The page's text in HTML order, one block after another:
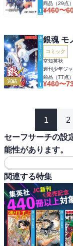
商品（29点）
¥460〜
完結
銀魂 モ
コミック
空知英秋
週刊少年ジ
商品（77点）
¥460〜
1 2
セーフサーチの設
能性があります。
関連する特集